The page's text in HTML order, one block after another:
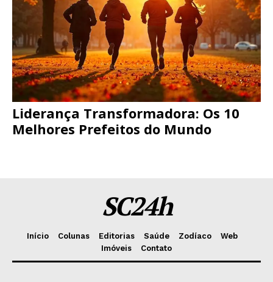
Liderança Transformadora: Os 10
Melhores Prefeitos do Mundo
SC24h
Início Colunas Editorias Saúde Zodíaco
Web
Imóveis
Contato